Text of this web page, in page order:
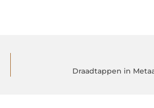
Draadtappen in